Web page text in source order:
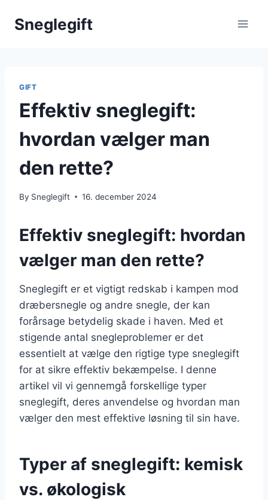
Sneglegift
GIFT
Effektiv sneglegift:
hvordan vælger man
den rette?
By Sneglegift 16. december 2024
Effektiv sneglegift: hvordan
vælger man den rette?
Sneglegift er et vigtigt redskab i kampen mod
dræbersnegle og andre snegle, der kan
forårsage betydelig skade i haven. Med et
stigende antal snegleproblemer er det
essentielt at vælge den rigtige type sneglegift
for at sikre effektiv bekæmpelse. I denne
artikel vil vi gennemgå forskellige typer
sneglegift, deres anvendelse og hvordan man
vælger den mest effektive løsning til sin have.
Typer af sneglegift: kemisk
vs. økologisk